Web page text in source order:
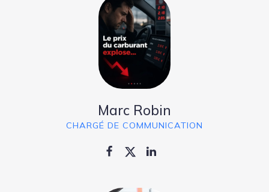
Marc Robin
CHARGÉ DE COMMUNICATION